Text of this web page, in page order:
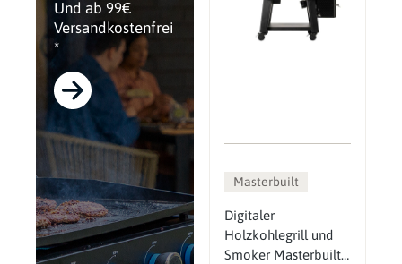
Und ab 99€
Versandkostenfrei
*
Masterbuilt
Digitaler
Holzkohlegrill und
Smoker Masterbuilt